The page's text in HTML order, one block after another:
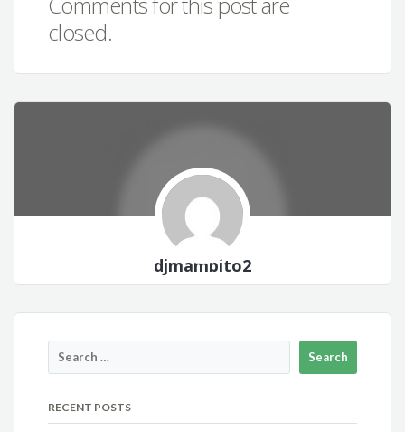
closed.
djmambito2
RECENT POSTS